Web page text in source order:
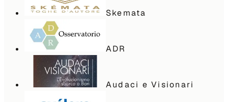
Skemata
ADR
Audaci e Visionari